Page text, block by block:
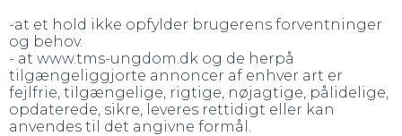
-at et hold ikke opfylder brugerens forventninger
og behov.
- at www.tms-ungdom.dk og de herpå
tilgængeliggjorte annoncer af enhver art er
fejlfrie, tilgængelige, rigtige, nøjagtige, pålidelige,
opdaterede, sikre, leveres rettidigt eller kan
anvendes til det angivne formål.